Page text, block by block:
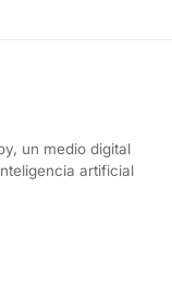
un medio digital
artificial